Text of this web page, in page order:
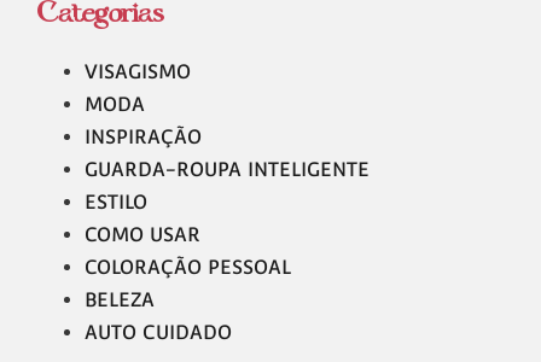
Categorias
VISAGISMO
MODA
INSPIRAÇÃO
GUARDA-ROUPA INTELIGENTE
ESTILO
COMO USAR
COLORAÇÃO PESSOAL
BELEZA
AUTO CUIDADO